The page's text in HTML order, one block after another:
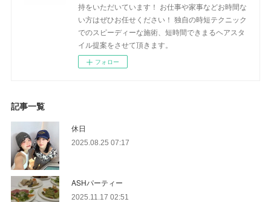
持をいただいています！ お仕事や家事などお時間な
い方はぜひお任せください！ 独自の時短テクニック
でのスピーディーな施術、短時間できまるヘアスタ
イル提案をさせて頂きます。
フォロー
記事一覧
休日
2025.08.25 07:17
ASHパーティー
2025.11.17 02:51